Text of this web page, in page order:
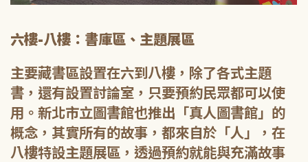
六樓-八樓：書庫區、主題展區
主要藏書區設置在六到八樓，除了各式主題
書，還有設置討論室，只要預約民眾都可以使
用。新北市立圖書館也推出「真人圖書館」的
概念，其實所有的故事，都來自於「人」，在
八樓特設主題展區，透過預約就能與充滿故事